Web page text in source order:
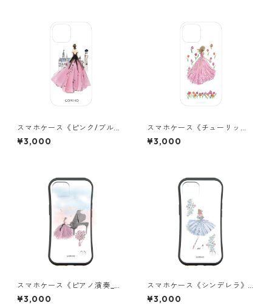
スマホケース《ピンク/ブルー/
イエロー/ブラック/レッド/グ
リーンドレス》クリア
¥3,000
スマホケース《チューリッ
プ》クリア
¥3,000
スマホケース《ピアノ演奏_空
の世界》グリップ
¥3,000
スマホケース《シンデレラ》
グリップ
¥3,000